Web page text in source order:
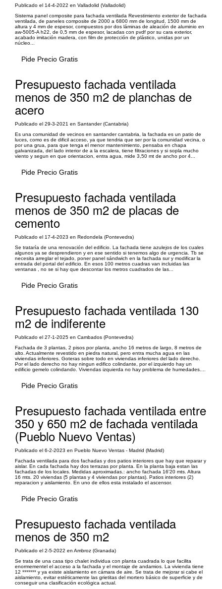
Publicado el 14-4-2022 en Valladolid (Valladolid)
Sistema panel composite para fachada ventilada Revestimiento exterior de fachada
ventilada, de paneles composite de 2000 a 6800 mm de longitud, 1500 mm de
altura y 4 mm de espesor, compuestos por dos láminas de aleación de aluminio en
aw-5005-A h22, de 0,5 mm de espesor, lacadas con pvdf por su cara exterior,
acabado imitación madera, con film de protección de plástico, unidas por un
núcleo...
Pide Precio Gratis
Presupuesto fachada ventilada
menos de 350 m2 de planchas de
acero
Publicado el 29-3-2021 en Santander (Cantabria)
Es una comunidad de vecinos en santander cantabria, la fachada es un patio de
luces, como es de dificil acceso, ya que tendria que ser por la comunidad vecina, o
por una grua, para que tenga el menor mantenimiento, pensaba en chapa
galvanizada, del lado interior de a la escalera, tiene filtraciones y si sopla mucho
viento y segun en que orientacion, entra agua, mide 3,50 mt de ancho por 4...
Pide Precio Gratis
Presupuesto fachada ventilada
menos de 350 m2 de placas de
cemento
Publicado el 17-4-2023 en Redondela (Pontevedra)
Se trataría de una renovación del edificio. La fachada tiene azulejos de los cuales
algunos ya se desprendieron y en ese sentido si tenemos algo de urgencia. Tb se
necesita arreglar el tejado, poner panel sándwich en la fachada sur y modificar la
entrada del portal del edificio. En esos 100 metros cuadras van incluidas las
ventanas , no se si hay que descontar los metros cuadrados de las...
Pide Precio Gratis
Presupuesto fachada ventilada 130
m2 de indiferente
Publicado el 27-1-2025 en Cambados (Pontevedra)
Fachada de 3 plantas, 2 pisos por planta, ancho 16 metros de largo, 8 metros de
alto. Actualmente revestido en piedra natural, pero entra mucha agua en las
viviendas inferiores. Goteras sobre todo en viviendas inferiores del lado derecho.
Por el lado derecho no hay ningun edifico colindante, por el izquierdo hay un
edificio gemelo colindando. Viviendas izquierda no hay problema de humedades....
Pide Precio Gratis
Presupuesto fachada ventilada entre
350 y 650 m2 de fachada ventilada
(Pueblo Nuevo Ventas)
Publicado el 6-2-2023 en Pueblo Nuevo Ventas - Madrid (Madrid)
Fachada ventilada para dos fachadas y dos patios interiores que hay que reparar y
aislar. En cada fachada hay dos terrazas por planta. En la planta baja estan las
fachadas de los locales. Medidas aproximadas.: ancho fachada 16'20 mts. Altura
16 mts. 20 viviendas (5 plantas y 4 viviendas por plantas). Patios interiores (2)
reparacion y aislamiento. En uno de ellos esta instalado el ascensor.
Pide Precio Gratis
Presupuesto fachada ventilada
menos de 350 m2
Publicado el 2-5-2022 en Ambroz (Granada)
Se trata de una casa tipo chalet individua con planta cuadrada lo que facilita
enormementel el acceso a la fachada y el montaje de andamios. La vivienda tiene
12 ******* y ya existe aislamiento en cámara de aire. Se trata de mejorar si cabe el
aislamiento, evitar estéticamente las grietitas del mortero básico de superficie y de
conseguir una clasificación ecológica actual.